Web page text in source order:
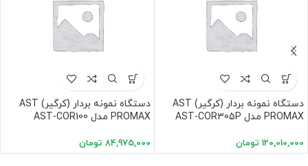
دستگاه نمونه بردار (کرگیر) AST
PROMAX مدل AST-COR305P
120,010,000 تومان
دستگاه نمونه بردار (کرگیر) AST
PROMAX مدل AST-COR100
84,975,000 تومان